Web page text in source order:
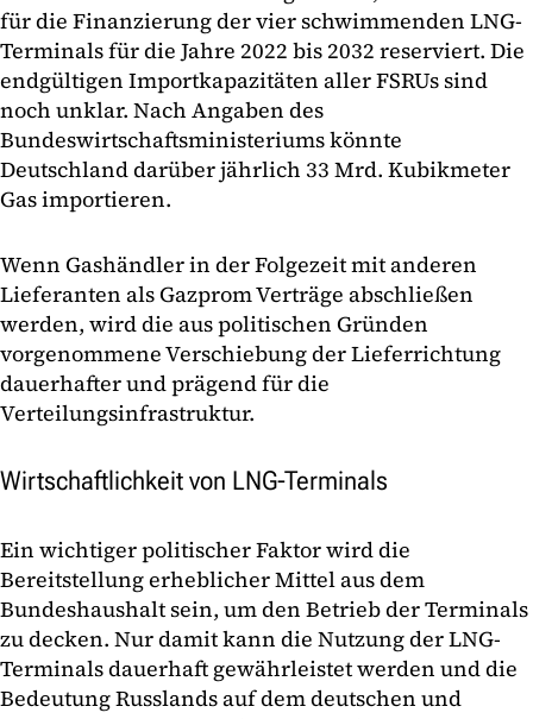
für die Finanzierung der vier schwimmenden LNG-
Terminals für die Jahre 2022 bis 2032 reserviert. Die
endgültigen Importkapazitäten aller FSRUs sind
noch unklar. Nach Angaben des
Bundeswirtschaftsministeriums könnte
Deutschland darüber jährlich 33 Mrd. Kubikmeter
Gas importieren.
Wenn Gashändler in der Folgezeit mit anderen
Lieferanten als Gazprom Verträge abschließen
werden, wird die aus politischen Gründen
vorgenommene Verschiebung der Lieferrichtung
dauerhafter und prägend für die
Verteilungsinfrastruktur.
Wirtschaftlichkeit von LNG-Terminals
Ein wichtiger politischer Faktor wird die
Bereitstellung erheblicher Mittel aus dem
Bundeshaushalt sein, um den Betrieb der Terminals
zu decken. Nur damit kann die Nutzung der LNG-
Terminals dauerhaft gewährleistet werden und die
Bedeutung Russlands auf dem deutschen und